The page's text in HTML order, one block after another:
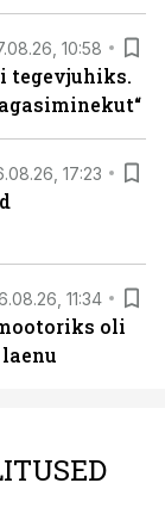
10:58
tegevjuhiks.
17:23
11:34
oli